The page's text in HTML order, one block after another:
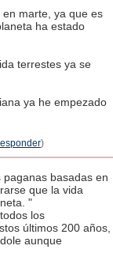
marte, ya que es
ha estado
terrestes ya se
ya he empezado
)
basadas en
que la vida
"
los
últimos 200 años,
aunque